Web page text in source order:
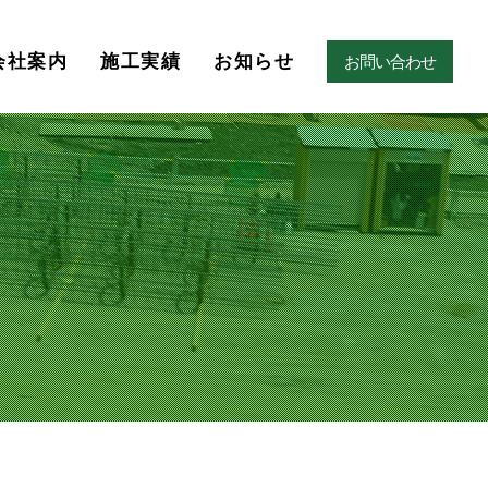
社案内 施工実績 お知らせ お問い合わせ